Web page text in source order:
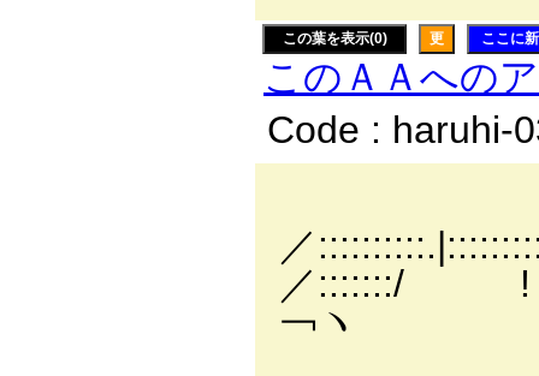
この葉を表示(0) 更 ここに
このＡＡへの
Code : haruhi-
／
／:::::::/ !
￢ヽ